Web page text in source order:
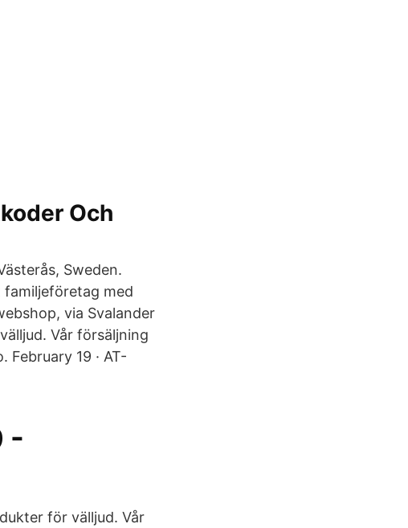
Och
Sweden.
familjeföretag med
via Svalander
Vår försäljning
19 · AT-
-
för välljud. Vår